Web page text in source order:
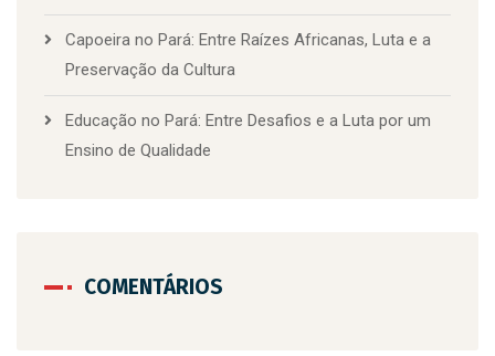
Capoeira no Pará: Entre Raízes Africanas, Luta e a
Preservação da Cultura
Educação no Pará: Entre Desafios e a Luta por um
Ensino de Qualidade
COMENTÁRIOS